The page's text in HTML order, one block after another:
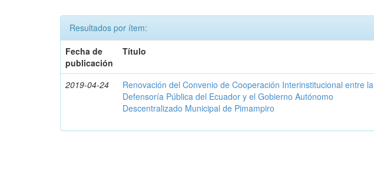
Resultados por ítem:
Fecha de
publicación
Título
2019-04-24
Renovación del Convenio de Cooperación Interinstitucional entre la
Defensoría Pública del Ecuador y el Gobierno Autónomo
Descentralizado Municipal de Pimampiro